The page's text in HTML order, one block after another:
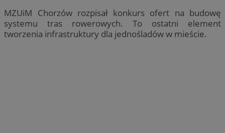
MZUiM Chorzów rozpisał konkurs ofert na budowę
systemu tras rowerowych. To ostatni element
tworzenia infrastruktury dla jednośladów w mieście.